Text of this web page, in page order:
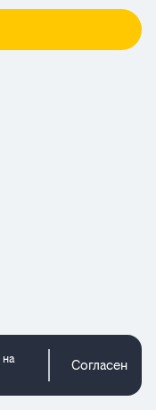
на
Согласен